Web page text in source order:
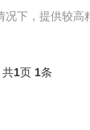
下，提供较高
PM10和PM2.5
共1页 1条